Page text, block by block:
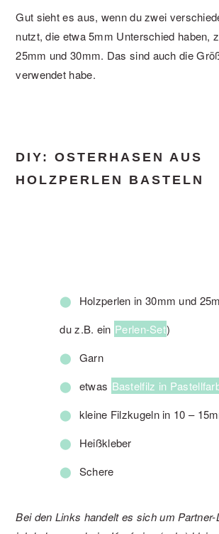
Gut sieht es aus, wenn du zwei
nutzt, die etwa 5mm Unterschied haben,
25mm und 30mm. Das sind auch die
verwendet habe.
DIY: OSTERHASEN AUS
HOLZPERLEN BASTELN
Holzperlen in 30mm und
du z.B. ein Perlen-Set)
Garn
etwas Bastelfilz in
kleine Filzkugeln in 10 –
Heißkleber
Schere
Bei den Links handelt es sich um